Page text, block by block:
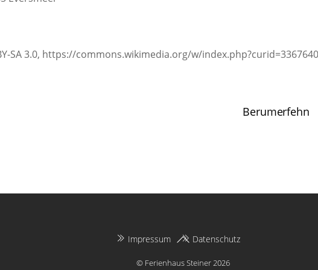
SA 3.0, https://commons.wikimedia.org/w/
Berumerfehn
Back
Top
Impressum Datenschutz
© Ferienhaus Steiner2026